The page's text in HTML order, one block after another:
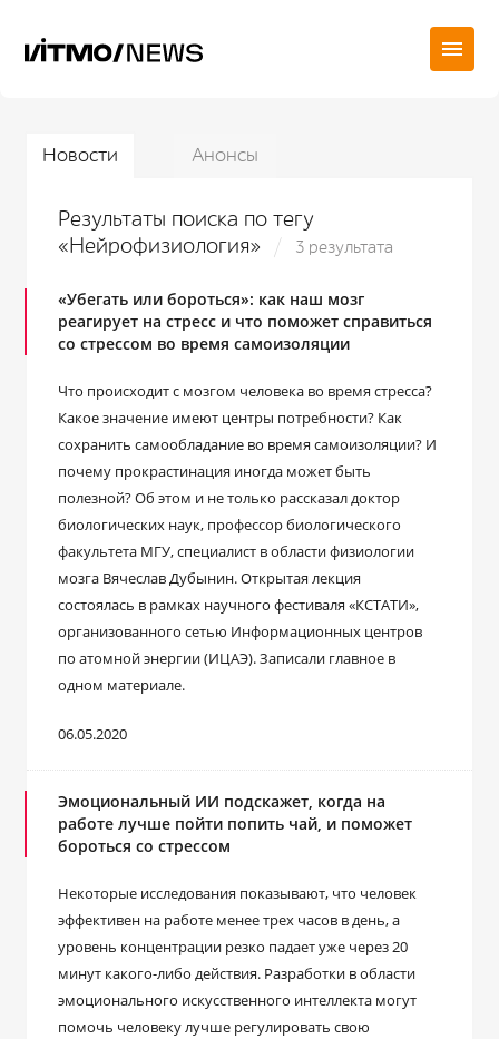
Новости Анонсы
Результаты поиска по тегу
«Нейрофизиология»
3 результата
«Убегать или бороться»: как наш мозг
реагирует на стресс и что поможет справиться
со стрессом во время самоизоляции
Что происходит с мозгом человека во время стресса?
Какое значение имеют центры потребности? Как
сохранить самообладание во время самоизоляции? И
почему прокрастинация иногда может быть
полезной? Об этом и не только рассказал доктор
биологических наук, профессор биологического
факультета МГУ, специалист в области физиологии
мозга Вячеслав Дубынин. Открытая лекция
состоялась в рамках научного фестиваля «КСТАТИ»,
организованного сетью Информационных центров
по атомной энергии (ИЦАЭ). Записали главное в
одном материале.
06.05.2020
Эмоциональный ИИ подскажет, когда на
работе лучше пойти попить чай, и поможет
бороться со стрессом
Некоторые исследования показывают, что человек
эффективен на работе менее трех часов в день, а
уровень концентрации резко падает уже через 20
минут какого-либо действия. Разработки в области
эмоционального искусственного интеллекта могут
помочь человеку лучше регулировать свою